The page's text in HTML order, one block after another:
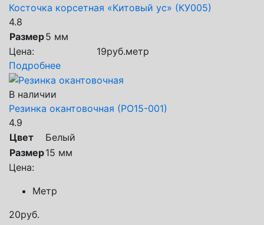
Косточка корсетная «Китовый ус» (КУ005)
4.8
Размер5 мм
Цена:
19руб.метр
Подробнее
В наличии
Резинка окантовочная (РО15-001)
4.9
Цвет
Белый
Размер15 мм
Цена:
Метр
20руб.